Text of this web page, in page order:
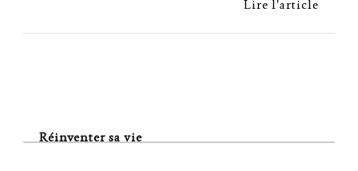
Lire l'article
Réinventer sa vie